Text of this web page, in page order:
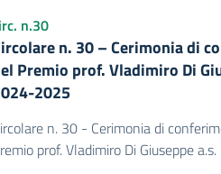
n.30
n. 30 – Cerimonia di
Premio prof. Vladimiro Di
2025
n. 30 - Cerimonia di
prof. Vladimiro Di Giuseppe